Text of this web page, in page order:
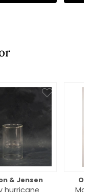
& Jensen
hurricane